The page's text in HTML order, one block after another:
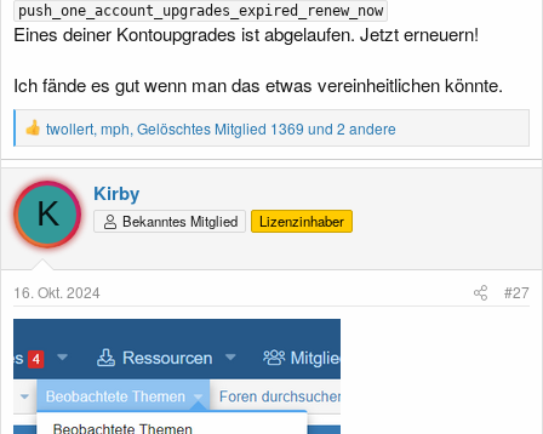
push_one_account_upgrades_expired_renew_now
Eines deiner Kontoupgrades ist abgelaufen. Jetzt erneuern!
Ich fände es gut wenn man das etwas vereinheitlichen könnte.
R
e
a
k
t
i
o
n
n
:
twollert, mph, Gelöschtes Mitglied 1369 und 2 andere
K
Kirby
Bekanntes Mitglied Lizenzinhaber
16. Okt. 2024 #27